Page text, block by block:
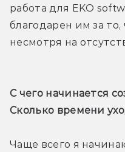
работа для EKO
благодарен им за
несмотря на
С чего начинается
Сколько времени
Чаще всего я